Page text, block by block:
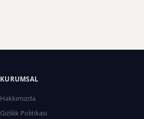
KURUMSAL
Hakkımızda
Gizlilik Politikası